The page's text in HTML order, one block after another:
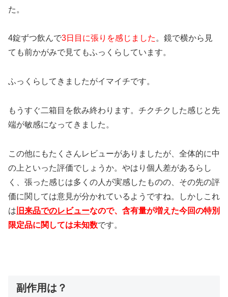
た。
4錠ずつ飲んで3日目に張りを感じました 。鏡で横から見
ても前かがみで見てもふっくらしています。
ふっくらしてきましたがイマイチです。
もうすぐ二箱目を飲み終わります。チクチクした感じと先
端が敏感になってきました。
この他にもたくさんレビューがありましたが、全体的に中
の上といった評価でしょうか。やはり個人差があるらし
く、張った感じは多くの人が実感したものの、その先の評
価に関しては意見が分かれているようですね。しかしこれ
は 旧来品でのレビューなので、含有量が増えた今回の特別
限定品に関しては未知数です。
副作用は？